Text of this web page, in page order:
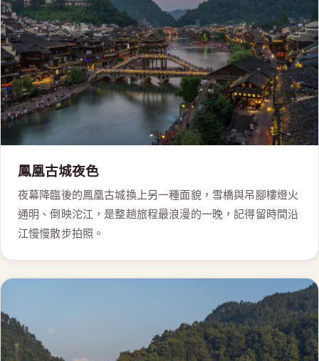
鳳凰古城夜色
夜幕降臨後的鳳凰古城換上另一種面貌，雪橋與吊腳樓燈火
通明、倒映沱江，是整趟旅程最浪漫的一晚，記得留時間沿
江慢慢散步拍照。